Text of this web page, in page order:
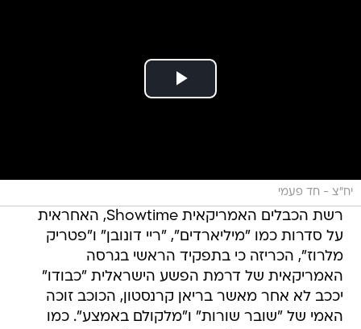
יח"צ - חד פעמי
רשת הכבלים האמריקאית Showtime, האחראית
על סדרות כמו "מיליארדים", "ריי דונובן" ו"פטריק
מלרוז", הכריזה כי בתפקיד הראשי בגרסה
האמריקאית של דרמת הפשע הישראלית "כבודו"
יככב לא אחר מאשר בריאן קרנסטון, הכוכב זוכה
האמי של "שובר שורות" ו"מלקולם באמצע". כמו